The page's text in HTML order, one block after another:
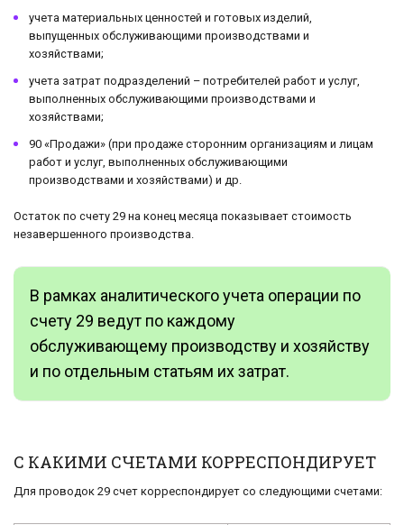
учета материальных ценностей и готовых изделий,
выпущенных обслуживающими производствами и
хозяйствами;
учета затрат подразделений – потребителей работ и услуг,
выполненных обслуживающими производствами и
хозяйствами;
90 «Продажи» (при продаже сторонним организациям и лицам
работ и услуг, выполненных обслуживающими
производствами и хозяйствами) и др.
Остаток по счету 29 на конец месяца показывает стоимость
незавершенного производства.
В рамках аналитического учета операции по
счету 29 ведут по каждому
обслуживающему производству и хозяйству
и по отдельным статьям их затрат.
С КАКИМИ СЧЕТАМИ КОРРЕСПОНДИРУЕТ
Для проводок 29 счет корреспондирует со следующими счетами: